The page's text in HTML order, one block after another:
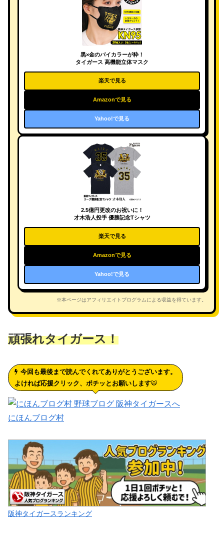
黒×金のバイカラーが粋！
タイガース 高機能立体マスク
楽天で見る
Amazonで見る
Yahoo!で見る
2.5億円更改のお祝いに！
才木浩人投手 優勝記念Tシャツ
楽天で見る
Amazonで見る
Yahoo!で見る
※本ページはアフィリエイトプログラムによる収益を得ています。
頑張れタイガース！
今回も最後まで読んでくれてありがとうございます。
よければ応援クリック、ポチッとお願いします🐯
にほんブログ村
阪神タイガースランキング